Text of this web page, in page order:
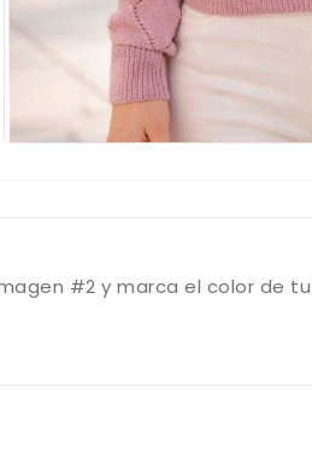
#2 y marca el color de